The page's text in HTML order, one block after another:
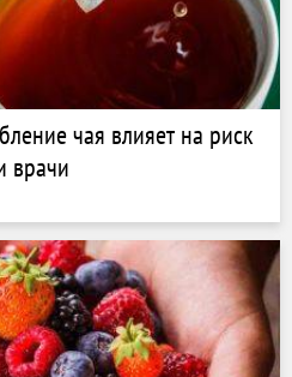
чая влияет на риск
врачи